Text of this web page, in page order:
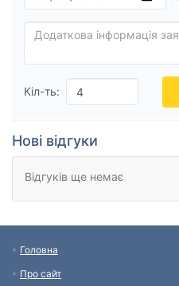
Кіл-ть:
Нові відгуки
Відгуків ще немає
Скинути
Головна
Про сайт